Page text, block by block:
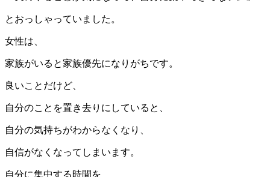
とおっしゃっていました。
女性は、
家族がいると家族優先になりがちです。
良いことだけど、
自分のことを置き去りにしていると、
自分の気持ちがわからなくなり、
自信がなくなってしまいます。
自分に集中する時間を